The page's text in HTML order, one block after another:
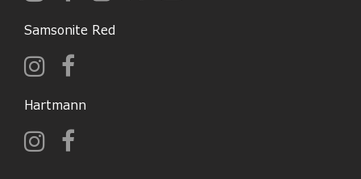
Samsonite Red
Hartmann